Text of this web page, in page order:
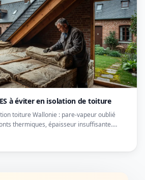
à éviter en isolation de toiture
toiture Wallonie : pare-vapeur oublié
thermiques, épaisseur insuffisante.